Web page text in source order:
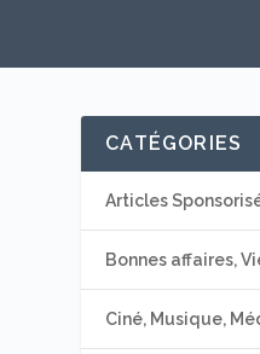
CATÉGORIES
Articles
Bonnes affaires,
Ciné, Musique,